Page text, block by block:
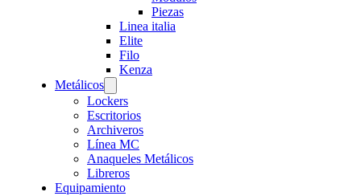
Piezas
Linea italia
Elite
Filo
Kenza
Metálicos
Lockers
Escritorios
Archiveros
Línea MC
Anaqueles Metálicos
Libreros
Equipamiento